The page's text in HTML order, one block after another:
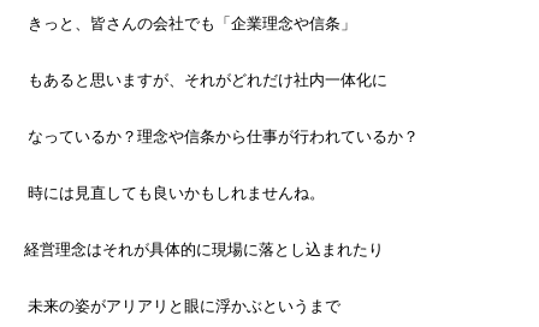
きっと、皆さんの会社でも「企業理念や信条」
もあると思いますが、それがどれだけ社内一体化に
なっているか？理念や信条から仕事が行われているか？
時には見直しても良いかもしれませんね。
経営理念はそれが具体的に現場に落とし込まれたり
未来の姿がアリアリと眼に浮かぶというまで